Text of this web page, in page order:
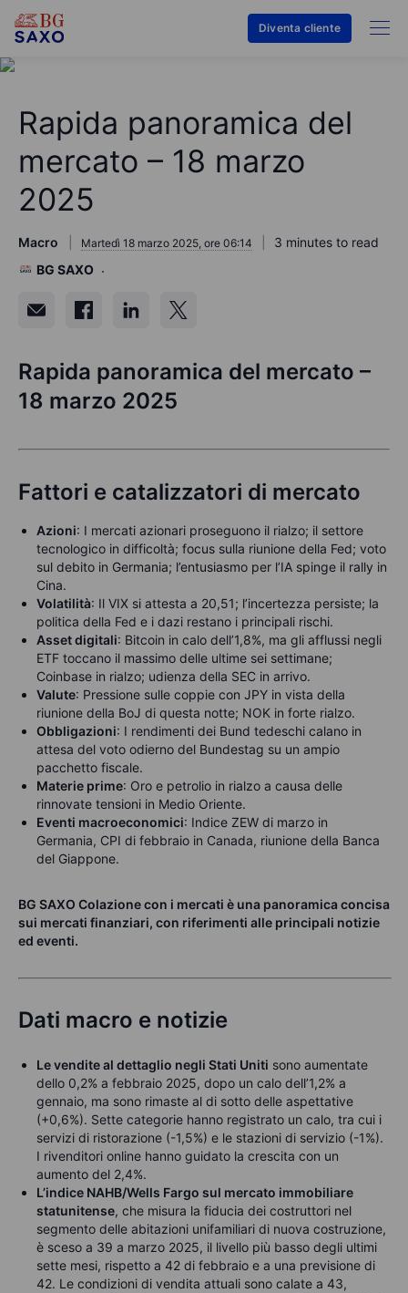
Diventa cliente
Rapida panoramica del
mercato – 18 marzo
2025
Macro Martedì 18 marzo 2025, ore 06:14
3 minutes to read
BG SAXO
Rapida panoramica del mercato –
18 marzo 2025
Fattori e catalizzatori di mercato
Azioni: I mercati azionari proseguono il rialzo; il settore
tecnologico in difficoltà; focus sulla riunione della Fed; voto
sul debito in Germania; l’entusiasmo per l’IA spinge il rally in
Cina.
Volatilità: Il VIX si attesta a 20,51; l’incertezza persiste; la
politica della Fed e i dazi restano i principali rischi.
Asset digitali: Bitcoin in calo dell’1,8%, ma gli afflussi negli
ETF toccano il massimo delle ultime sei settimane;
Coinbase in rialzo; udienza della SEC in arrivo.
Valute: Pressione sulle coppie con JPY in vista della
riunione della BoJ di questa notte; NOK in forte rialzo.
Obbligazioni: I rendimenti dei Bund tedeschi calano in
attesa del voto odierno del Bundestag su un ampio
pacchetto fiscale.
Materie prime: Oro e petrolio in rialzo a causa delle
rinnovate tensioni in Medio Oriente.
Eventi macroeconomici: Indice ZEW di marzo in
Germania, CPI di febbraio in Canada, riunione della Banca
del Giappone.
BG SAXO Colazione con i mercati è una panoramica concisa
sui mercati finanziari, con riferimenti alle principali notizie
ed eventi.
Dati macro e notizie
Le vendite al dettaglio negli Stati Uniti sono aumentate
dello 0,2% a febbraio 2025, dopo un calo dell’1,2% a
gennaio, ma sono rimaste al di sotto delle aspettative
(+0,6%). Sette categorie hanno registrato un calo, tra cui i
servizi di ristorazione (-1,5%) e le stazioni di servizio (-1%).
I rivenditori online hanno guidato la crescita con un
aumento del 2,4%.
L’indice NAHB/Wells Fargo sul mercato immobiliare
statunitense, che misura la fiducia dei costruttori nel
segmento delle abitazioni unifamiliari di nuova costruzione,
è sceso a 39 a marzo 2025, il livello più basso degli ultimi
sette mesi, rispetto a 42 di febbraio e a una previsione di
42. Le condizioni di vendita attuali sono calate a 43,